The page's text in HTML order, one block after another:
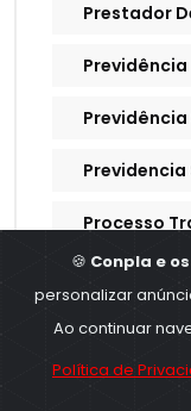
Prestador
Previdência
Previdência
Previdencia
Processo
Procuração
Produtos E
🍪 Conpla e
personalizar
Ao continuar
Política de